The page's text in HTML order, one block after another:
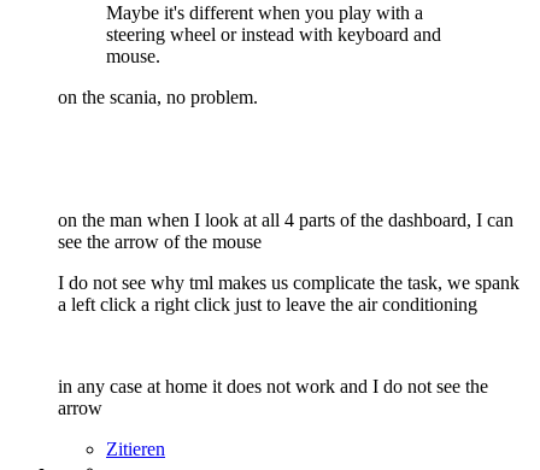
Maybe it's different when you play with a
steering wheel or instead with keyboard and
mouse.
on the scania, no problem.
on the man when I look at all 4 parts of the dashboard, I can
see the arrow of the mouse
I do not see why tml makes us complicate the task, we spank
a left click a right click just to leave the air conditioning
in any case at home it does not work and I do not see the
arrow
Zitieren